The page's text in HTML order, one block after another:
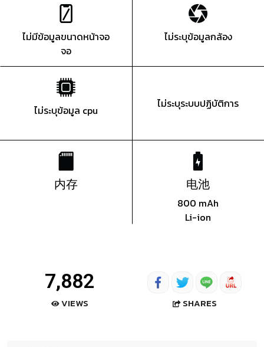
ไม่มีข้อมูลขนาดหน้าจอ
จอ
ไม่ระบุข้อมูลกล้อง
ไม่ระบุข้อมูล cpu ไม่ระบุระบบปฏิบัติการ
内存 电池
800 mAh
Li-ion
7,882
VIEWS SHARES